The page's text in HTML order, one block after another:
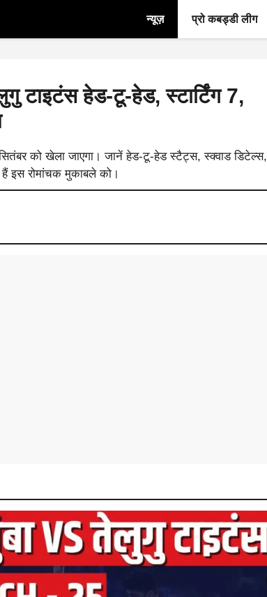
न्यूज़ प्रो कबड्डी लीग
हेड-टू-हेड, स्टार्टिंग 7,
को खेला जाएगा। जानें हेड-टू-हेड स्टैट्स, स्क्वाड डिटेल्स,
इस रोमांचक मुकाबले को।